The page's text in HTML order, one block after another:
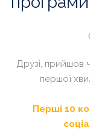
Друзі, прийшов
першої
Перші 10